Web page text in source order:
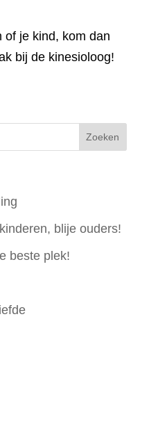
of je kind, kom dan
bij de kinesioloog!
blije ouders!
beste plek!